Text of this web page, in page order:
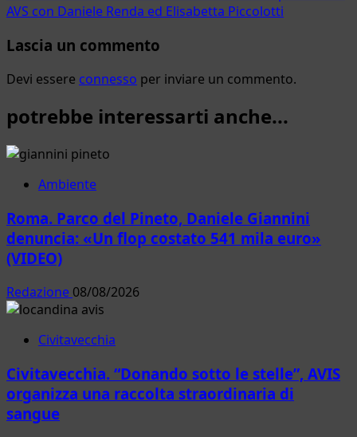
AVS con Daniele Renda ed Elisabetta Piccolotti
Lascia un commento
Devi essere connesso per inviare un commento.
potrebbe interessarti anche...
Ambiente
Roma. Parco del Pineto, Daniele Giannini
denuncia: «Un flop costato 541 mila euro»
(VIDEO)
Redazione 08/08/2026
Civitavecchia
Civitavecchia. “Donando sotto le stelle”, AVIS
organizza una raccolta straordinaria di
sangue